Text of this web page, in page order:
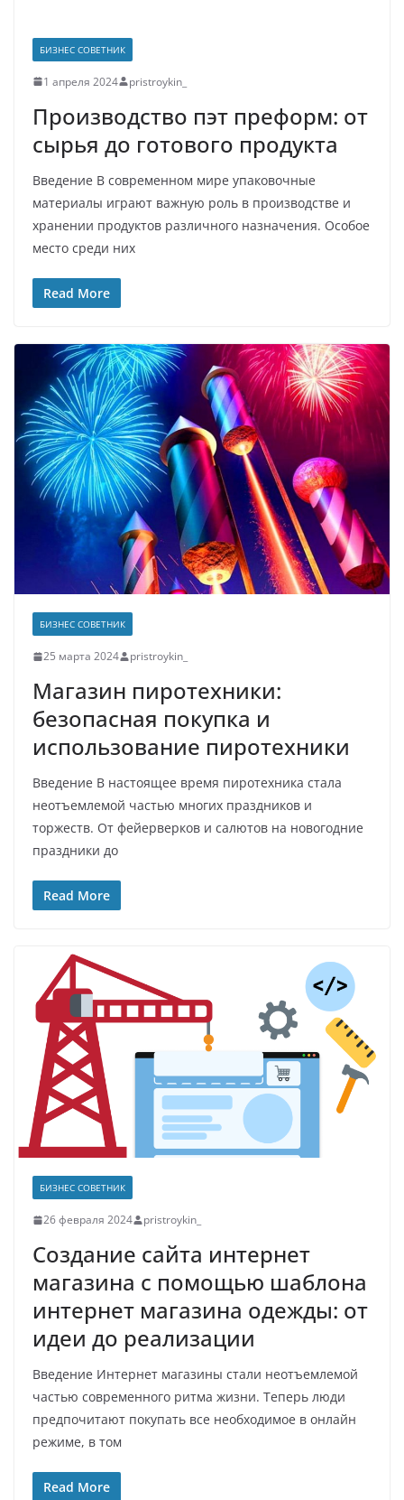
БИЗНЕС СОВЕТНИК
1 апреля 2024 pristroykin_
Производство пэт преформ: от
сырья до готового продукта
Введение В современном мире упаковочные
материалы играют важную роль в производстве и
хранении продуктов различного назначения. Особое
место среди них
Read More
БИЗНЕС СОВЕТНИК
25 марта 2024 pristroykin_
Магазин пиротехники:
безопасная покупка и
использование пиротехники
Введение В настоящее время пиротехника стала
неотъемлемой частью многих праздников и
торжеств. От фейерверков и салютов на новогодние
праздники до
Read More
БИЗНЕС СОВЕТНИК
26 февраля 2024 pristroykin_
Создание сайта интернет
магазина с помощью шаблона
интернет магазина одежды: от
идеи до реализации
Введение Интернет магазины стали неотъемлемой
частью современного ритма жизни. Теперь люди
предпочитают покупать все необходимое в онлайн
режиме, в том
Read More